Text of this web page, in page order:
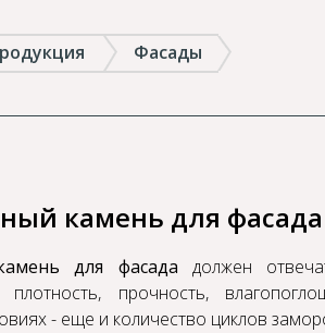
Фасады
камень для
для фасада должен
плотность, прочность,
- еще и количество циклов